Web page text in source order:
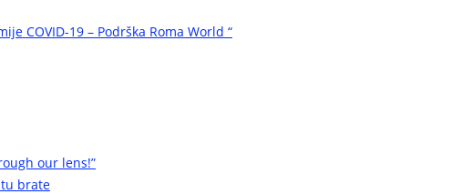
COVID-19 – Podrška Roma World “
our lens!”
tu brate